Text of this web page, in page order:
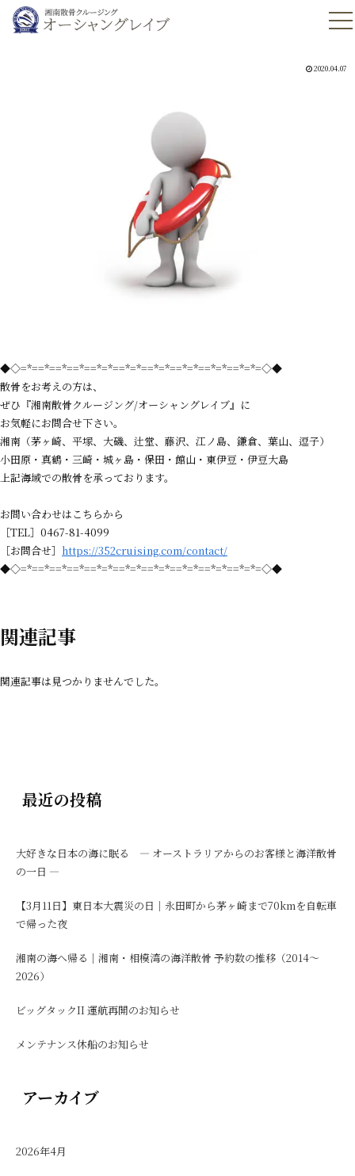
2020.04.07
◆◇=*==*==*==*==*=*==*=*==*=*==*=*==*=*==*=*=◇◆
散骨をお考えの方は、
ぜひ『湘南散骨クルージング/オーシャングレイブ』に
お気軽にお問合せ下さい。
湘南（茅ヶ崎、平塚、大磯、辻堂、藤沢、江ノ島、鎌倉、葉山、逗子）
小田原・真鶴・三崎・城ヶ島・保田・館山・東伊豆・伊豆大島
上記海域での散骨を承っております。
お問い合わせはこちらから
［TEL］0467-81-4099
［お問合せ］ https://352cruising.com/contact/
◆◇=*==*==*==*==*=*==*=*==*=*==*=*==*=*==*=*=◇◆
関連記事
関連記事は見つかりませんでした。
最近の投稿
大好きな日本の海に眠る ― オーストラリアからのお客様と海洋散骨
の一日 ―
【3月11日】東日本大震災の日｜永田町から茅ヶ崎まで70kmを自転車
で帰った夜
湘南の海へ帰る｜湘南・相模湾の海洋散骨 予約数の推移（2014〜
2026）
ビッグタックII 運航再開のお知らせ
メンテナンス休船のお知らせ
アーカイブ
2026年4月